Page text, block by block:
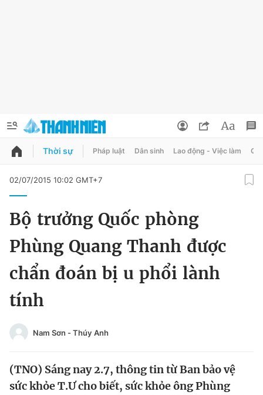
QUẢNG CÁO
Chuyên mục
Chuyên mục khác
Tin 24h
Tin thị trường
Đổi mật khẩu
Tin đã lưu
Tin đã xem
Đăng xuất
Thời sự Pháp luật Dân sinh Lao động - Việc làm
02/07/2015 10:02 GMT+7
Bộ trưởng Quốc phòng
Phùng Quang Thanh được
chẩn đoán bị u phổi lành
tính
Nam Sơn - Thúy Anh
(TNO) Sáng nay 2.7, thông tin từ Ban bảo vệ
sức khỏe T.Ư cho biết, sức khỏe ông Phùng